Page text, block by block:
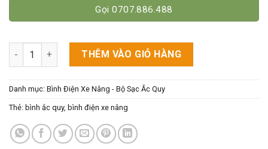
Gọi 0707.886.488
Acquy Điện 48V-525Ah - Cho Xe Nâng Ngồi 1.8-2.5 Tấn số
THÊM VÀO GIỎ HÀNG
Danh mục: Bình Điện Xe Nâng - Bộ Sạc Ắc Quy
Thẻ: bình ắc quy, bình điện xe nâng